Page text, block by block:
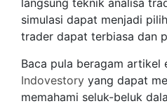
langsung teknik analisa
simulasi dapat menjadi
trader dapat terbiasa dan
Baca pula beragam artikel
Indovestory yang dapat
memahami seluk-beluk